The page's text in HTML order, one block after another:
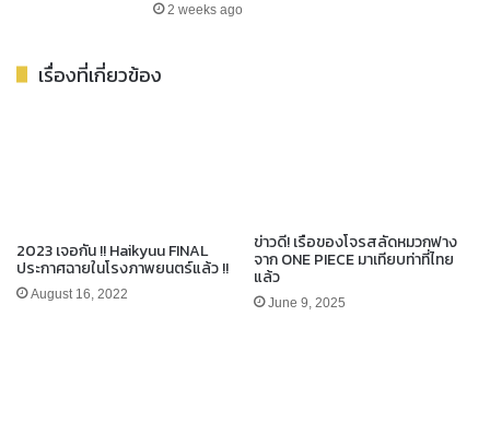
2 weeks ago
เรื่องที่เกี่ยวข้อง
2023 เจอกัน !! Haikyuu FINAL
ประกาศฉายในโรงภาพยนตร์แล้ว !!
August 16, 2022
ข่าวดี! เรือของโจรสลัดหมวกฟาง
จาก ONE PIECE มาเทียบท่าที่ไทย
แล้ว
June 9, 2025